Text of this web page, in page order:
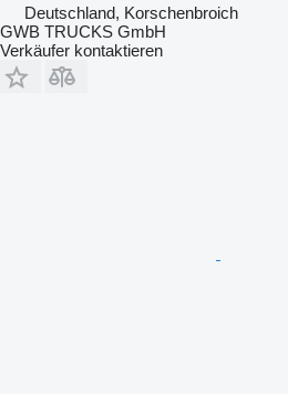
Deutschland, Korschenbroich
GWB TRUCKS GmbH
Verkäufer kontaktieren